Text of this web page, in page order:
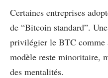
Certaines entreprises
de “Bitcoin standard”.
privilégier le BTC comme
modèle reste minoritaire,
des mentalités.